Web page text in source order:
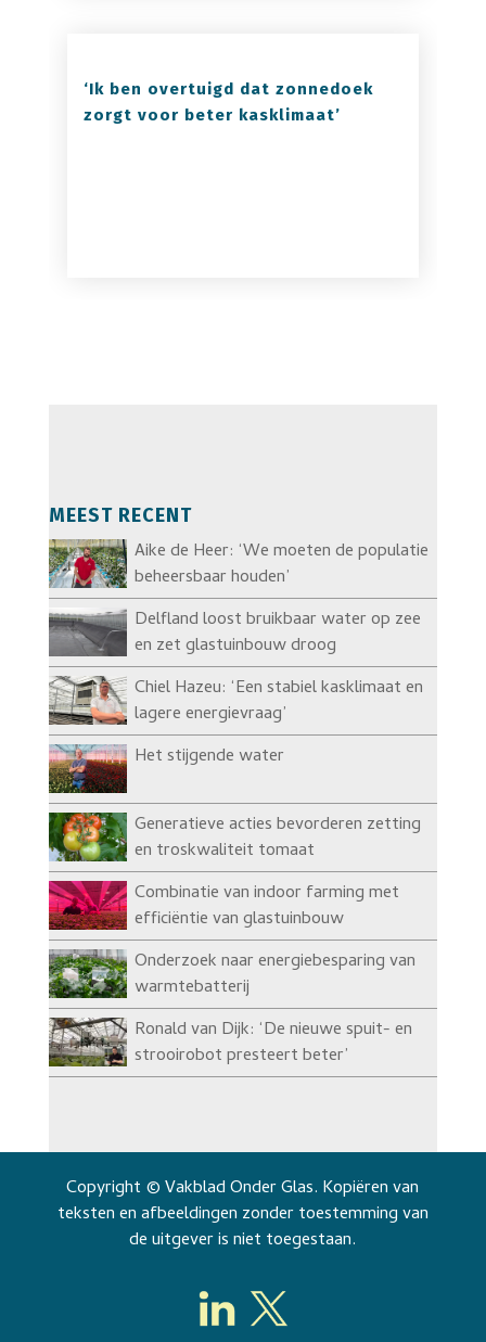
‘Ik ben overtuigd dat zonnedoek
zorgt voor beter kasklimaat’
MEEST RECENT
Aike de Heer: ‘We moeten de populatie
beheersbaar houden’
Delfland loost bruikbaar water op zee
en zet glastuinbouw droog
Chiel Hazeu: ‘Een stabiel kasklimaat en
lagere energievraag’
Het stijgende water
Generatieve acties bevorderen zetting
en troskwaliteit tomaat
Combinatie van indoor farming met
efficiëntie van glastuinbouw
Onderzoek naar energiebesparing van
warmtebatterij
Ronald van Dijk: ‘De nieuwe spuit- en
strooirobot presteert beter’
Copyright © Vakblad Onder Glas. Kopiëren van
teksten en afbeeldingen zonder toestemming van
de uitgever is niet toegestaan.